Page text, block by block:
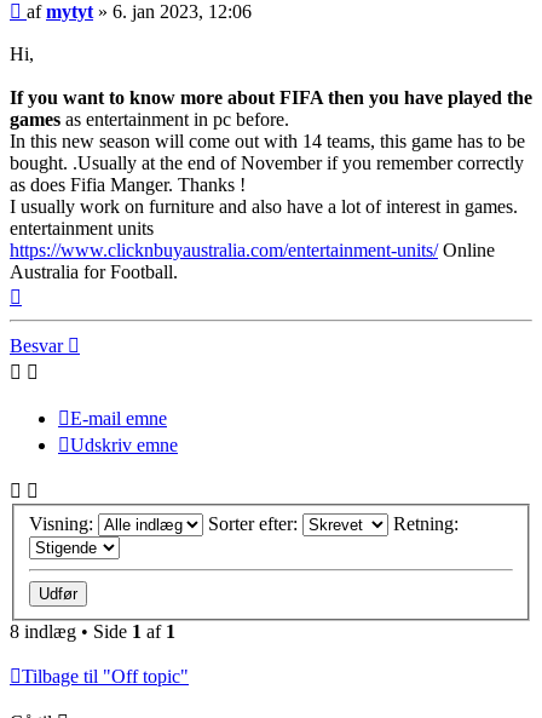
Indlæg
afmytyt » 6. jan 2023, 12:06
Hi,
If you want to know more about FIFA then you have played the
games as entertainment in pc before.
In this new season will come out with 14 teams, this game has to be
bought. .Usually at the end of November if you remember correctly
as does Fifia Manger. Thanks !
I usually work on furniture and also have a lot of interest in games.
entertainment units
https://www.clicknbuyaustralia.com/entertainment-units/Online
Australia for Football.
Besvar
E-mail emne
Udskriv emne
Visning: Sorter efter: Retning:
8 indlæg • Side 1 af 1
Tilbage til "Off topic"